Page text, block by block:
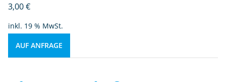
3,00€
inkl. 19 % MwSt.
AUF ANFRAGE